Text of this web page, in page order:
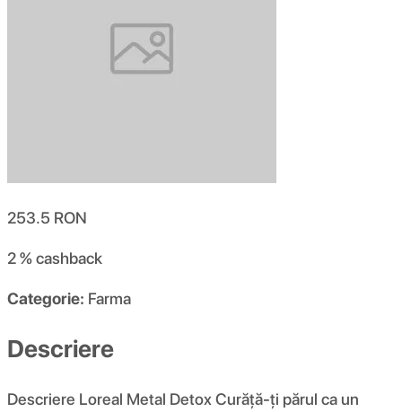
253.5 RON
2 %cashback
Categorie: Farma
Descriere
Descriere Loreal Metal Detox Curăță-ți părul ca un